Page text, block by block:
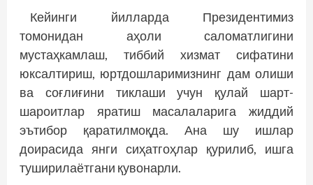
Кейинги йилларда Президентимиз
томонидан аҳоли саломатлигини
мустаҳкамлаш, тиббий хизмат сифатини
юксалтириш, юртдошларимизнинг дам олиши
ва соғлиғини тиклаши учун қулай шарт-
шароитлар яратиш масалаларига жиддий
эътибор қаратилмоқда. Ана шу ишлар
доирасида янги сиҳатгоҳлар қурилиб, ишга
туширилаётгани қувонарли.